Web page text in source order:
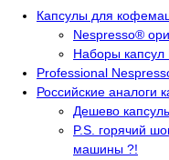
Капсулы для
Nespresso®
Наборы капсул
Professional
Российские аналоги
Дешево
P.S. горячий
машины ?!